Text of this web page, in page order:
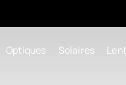
Optiques Solaires